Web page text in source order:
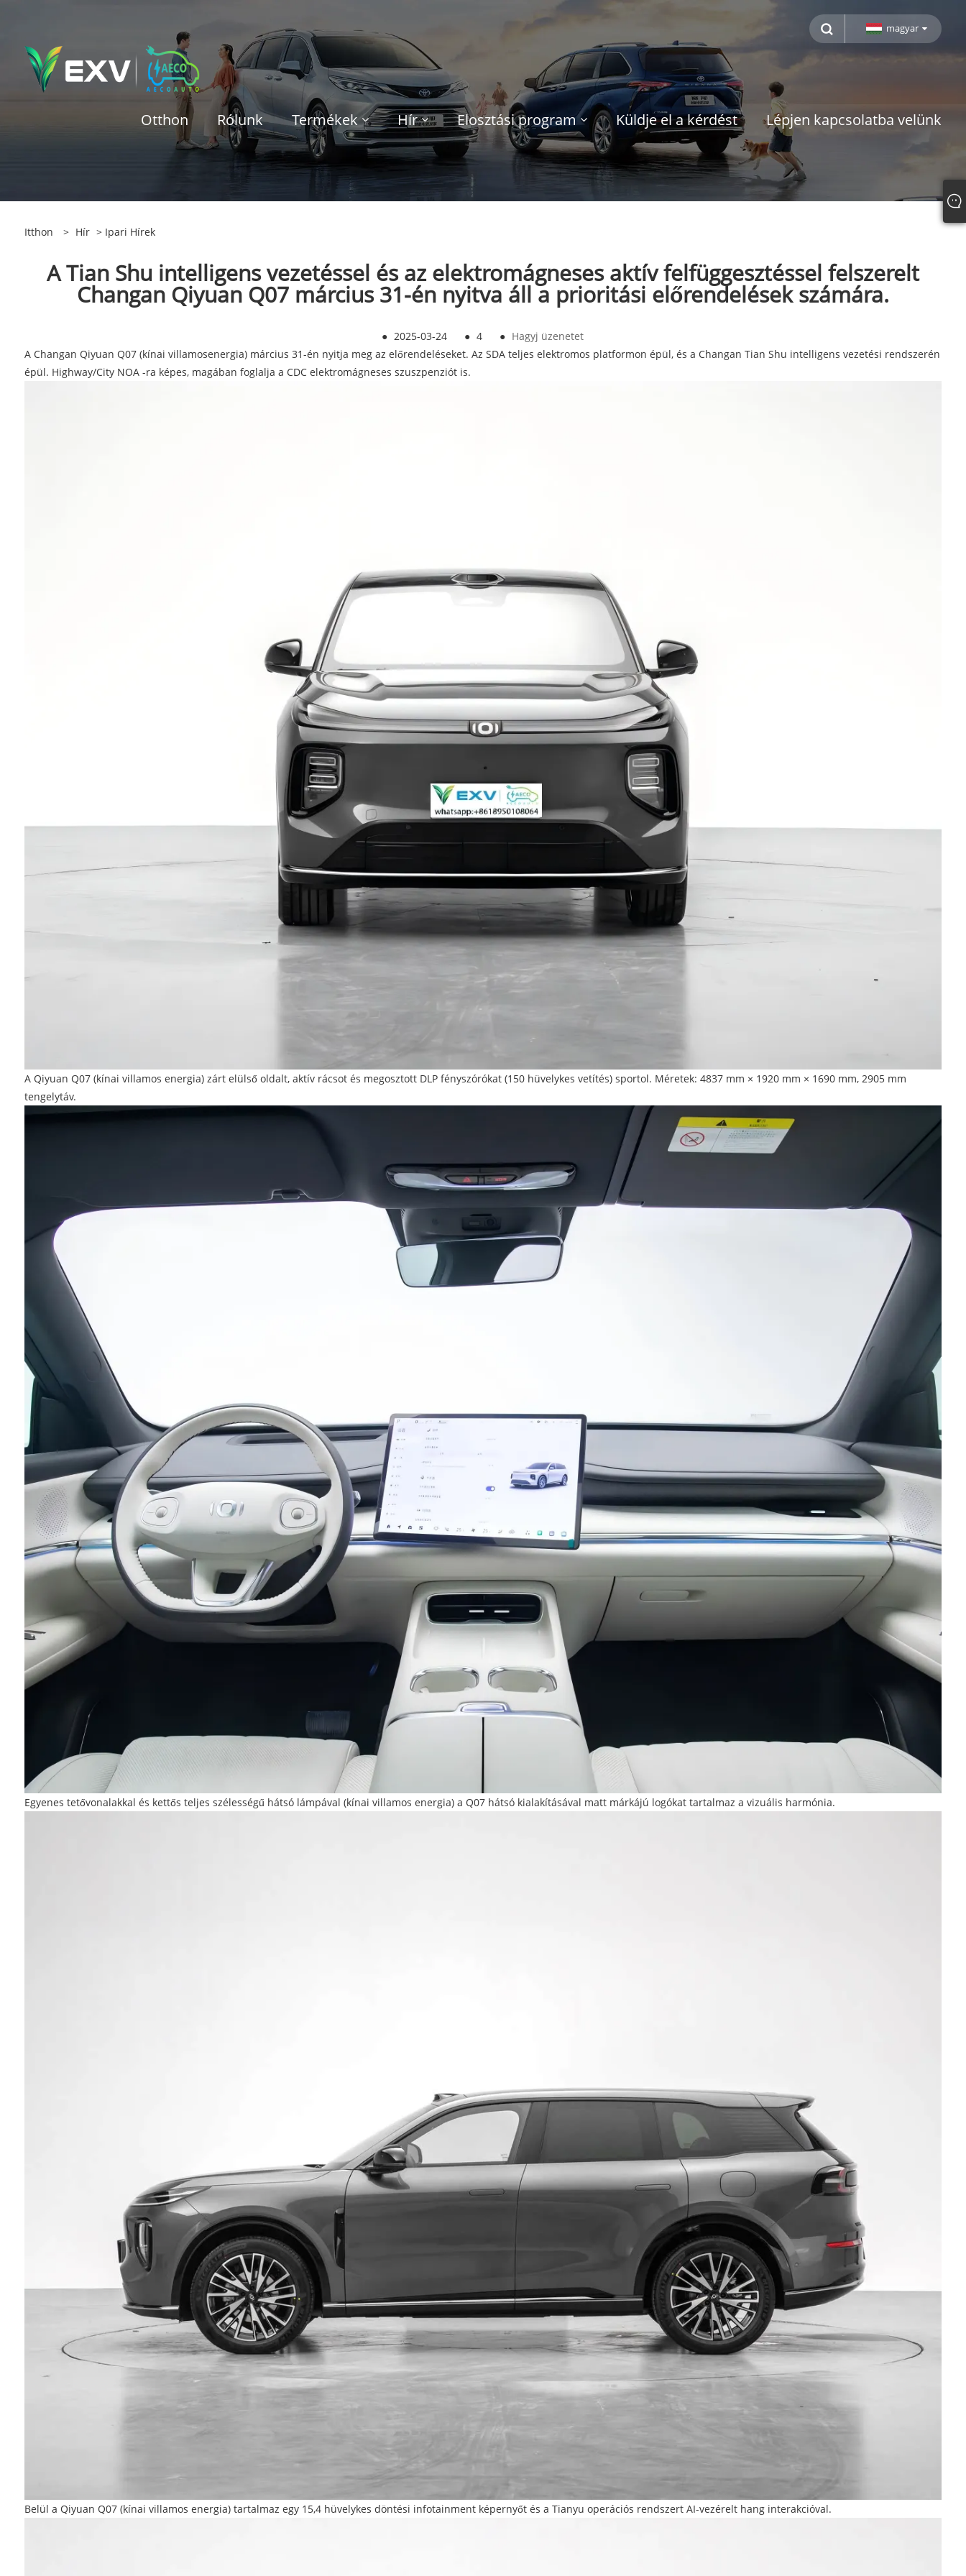
magyar
Otthon Rólunk Termékek Hír Elosztási program Küldje el a kérdést Lépjen kapcsolatba velünk
Itthon > Hír > Ipari Hírek
A Tian Shu intelligens vezetéssel és az elektromágneses aktív felfüggesztéssel felszerelt
Changan Qiyuan Q07 március 31-én nyitva áll a prioritási előrendelések számára.
● 2025-03-24 ● 4 ● Hagyj üzenetet
A Changan Qiyuan Q07 (kínai villamosenergia) március 31-én nyitja meg az előrendeléseket. Az SDA teljes elektromos platformon épül, és a Changan Tian Shu intelligens vezetési rendszerén
épül. Highway/City NOA -ra képes, magában foglalja a CDC elektromágneses szuszpenziót is.
A Qiyuan Q07 (kínai villamos energia) zárt elülső oldalt, aktív rácsot és megosztott DLP fényszórókat (150 hüvelykes vetítés) sportol. Méretek: 4837 mm × 1920 mm × 1690 mm, 2905 mm
tengelytáv.
Egyenes tetővonalakkal és kettős teljes szélességű hátsó lámpával (kínai villamos energia) a Q07 hátsó kialakításával matt márkájú logókat tartalmaz a vizuális harmónia.
Belül a Qiyuan Q07 (kínai villamos energia) tartalmaz egy 15,4 hüvelykes döntési infotainment képernyőt és a Tianyu operációs rendszert AI-vezérelt hang interakcióval.